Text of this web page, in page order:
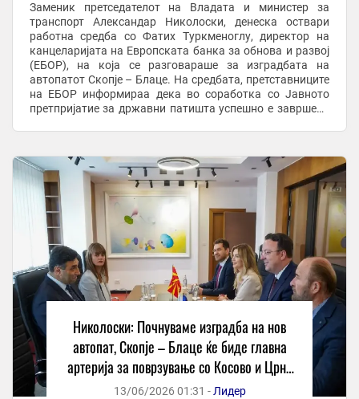
Заменик претседателот на Владата и министер за
транспорт Александар Николоски, денеска оствари
работна средба со Фатих Туркменоглу, директор на
канцеларијата на Европската банка за обнова и развој
(ЕБОР), на која се разговараше за изградбата на
автопатот Скопје – Блаце. На средбата, претставниците
на ЕБОР информираа дека во соработка со Јавното
претпријатие за државни патишта успешно е завршена
Николоски: Почнуваме изградба на нов
автопат, Скопје – Блаце ќе биде главна
артерија за поврзување со Косово и Црна
Гора
13/06/2026 01:31 - Лидер